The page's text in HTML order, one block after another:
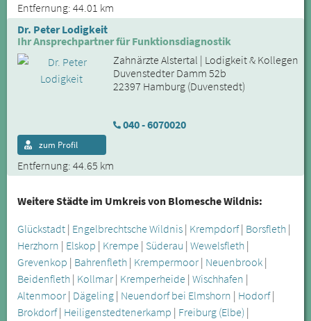
Entfernung: 44.01 km
Dr. Peter Lodigkeit
Ihr Ansprechpartner für Funktionsdiagnostik
Zahnärzte Alstertal | Lodigkeit & Kollegen
Duvenstedter Damm 52b
22397 Hamburg (Duvenstedt)
040 - 6070020
Entfernung: 44.65 km
zum Profil
Weitere Städte im Umkreis von Blomesche Wildnis:
Glückstadt | Engelbrechtsche Wildnis | Krempdorf| Borsfleth |
Herzhorn | Elskop | Krempe | Süderau | Wewelsfleth |
Grevenkop | Bahrenfleth | Krempermoor | Neuenbrook |
Beidenfleth | Kollmar | Kremperheide | Wischhafen |
Altenmoor | Dägeling | Neuendorf bei Elmshorn | Hodorf|
Brokdorf| Heiligenstedtenerkamp | Freiburg (Elbe) |